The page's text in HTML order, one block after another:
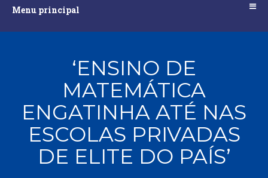
Menu principal
principalAssuntos
Administração,
Astrologia
(27)
Atualidades,
Política,
Direitos
PROMOÇÕES
MAIS
VENDIDOS
‘ENSINO DE
MATEMÁTICA
ENGATINHA ATÉ NAS
ESCOLAS PRIVADAS
DE ELITE DO PAÍS’